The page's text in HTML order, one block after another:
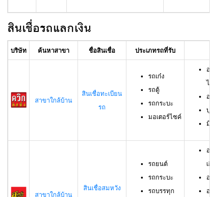
สินเชื่อรถแลกเงิน
บริษัท ค้นหาสาขา ชื่อสินเชื่อ ประเภทรถที่รับ
สาขาใกล้บ้าน
สินเชื่อทะเบียน
รถ
รถเก๋ง
รถตู้
รถกระบะ
มอเตอร์ไซค์
อา
ไม่
อา
บุค
มีชื่
สาขาใกล้บ้าน
สินเชื่อสมหวัง
รถยนต์
รถกระบะ
รถบรรทุก
อา
เกิ
อา
อา